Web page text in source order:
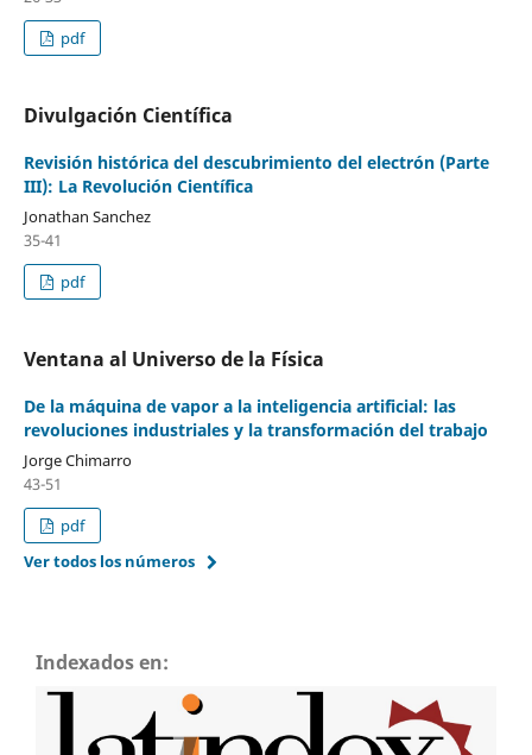
pdf
Divulgación Científica
Revisión histórica del descubrimiento del electrón (Parte
III): La Revolución Científica
Jonathan Sanchez
35-41
pdf
Ventana al Universo de la Física
De la máquina de vapor a la inteligencia artificial: las
revoluciones industriales y la transformación del trabajo
Jorge Chimarro
43-51
pdf
Ver todos los números
Indexados en: